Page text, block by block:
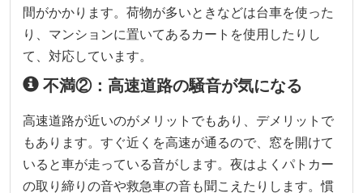
間がかかります。荷物が多いときなどは台車を使った
り、マンションに置いてあるカートを使用したりし
て、対応しています。
不満②：高速道路の騒音が気になる
高速道路が近いのがメリットでもあり、デメリットで
もあります。すぐ近くを高速が通るので、窓を開けて
いると車が走っている音がします。夜はよくパトカー
の取り締りの音や救急車の音も聞こえたりします。慣